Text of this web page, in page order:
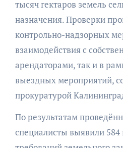
тысяч гектаров земель
назначения. Проверки
контрольно-надзорных
взаимодействия с
арендаторами, так и в
выездных мероприятий,
прокуратурой
По результатам
специалисты выявили